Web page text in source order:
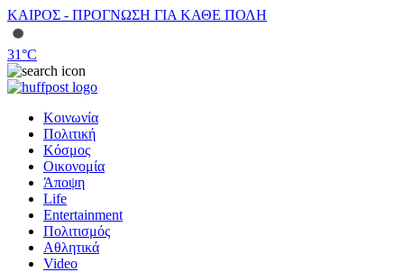
ΚΑΙΡΟΣ - ΠΡΟΓΝΩΣΗ ΓΙΑ ΚΑΘΕ ΠΟΛΗ
31°C
Κοινωνία
Πολιτική
Κόσμος
Οικονομία
Άποψη
Life
Entertainment
Πολιτισμός
Αθλητικά
Video